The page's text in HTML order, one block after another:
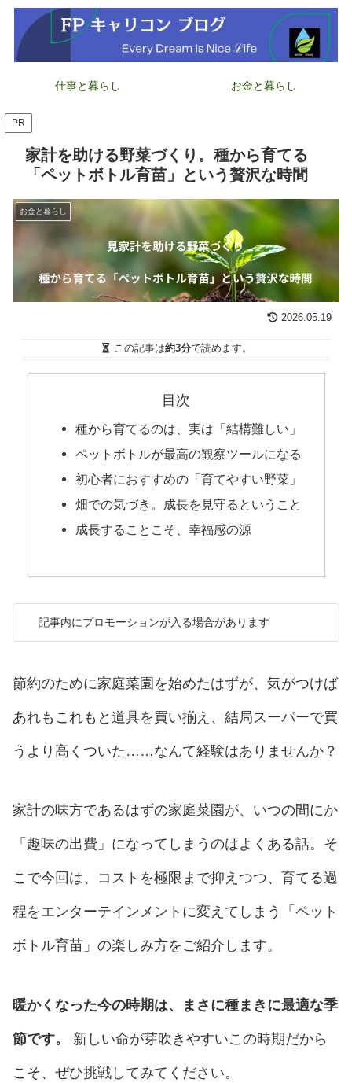
仕事と暮らし お金と暮らし
PR
家計を助ける野菜づくり。種から育てる
「ペットボトル育苗」という贅沢な時間
お金と暮らし
2026.05.19
この記事は約3分で読めます。
目次
種から育てるのは、実は「結構難しい」
ペットボトルが最高の観察ツールになる
初心者におすすめの「育てやすい野菜」
畑での気づき。成長を見守るということ
成長することこそ、幸福感の源
記事内にプロモーションが入る場合があります
節約のために家庭菜園を始めたはずが、気がつけば
あれもこれもと道具を買い揃え、結局スーパーで買
うより高くついた……なんて経験はありませんか？
家計の味方であるはずの家庭菜園が、いつの間にか
「趣味の出費」になってしまうのはよくある話。そ
こで今回は、コストを極限まで抑えつつ、育てる過
程をエンターテインメントに変えてしまう「ペット
ボトル育苗」の楽しみ方をご紹介します。
暖かくなった今の時期は、まさに種まきに最適な季
節です。 新しい命が芽吹きやすいこの時期だから
こそ、ぜひ挑戦してみてください。